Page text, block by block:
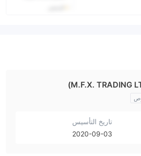
M.F.X. TRADING
تاريخ التأسيس
2020-09-03